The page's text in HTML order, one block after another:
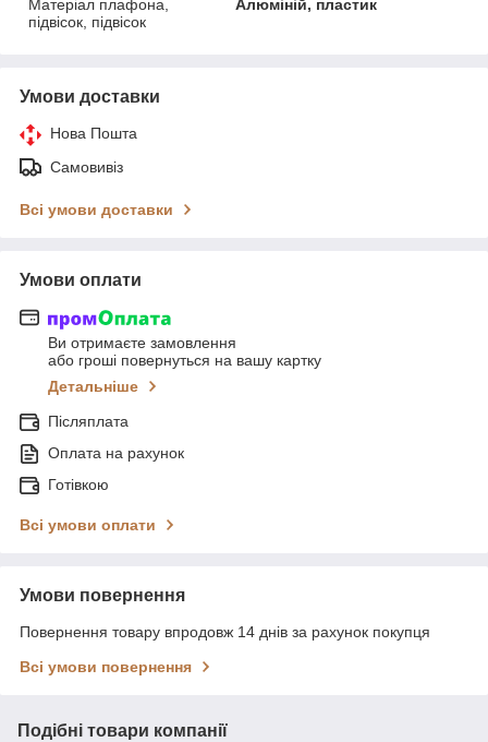
Матеріал плафона,
підвісок, підвісок
Алюміній, пластик
Умови доставки
Нова Пошта
Самовивіз
Всі умови доставки
Умови оплати
Ви отримаєте замовлення
або гроші повернуться на вашу картку
Детальніше
Післяплата
Оплата на рахунок
Готівкою
Всі умови оплати
Умови повернення
Повернення товару впродовж 14 днів за рахунок покупця
Всі умови повернення
Подібні товари компанії